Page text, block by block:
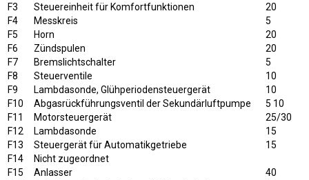
F3
Steuereinheit für Komfortfunktionen
20
F4
Messkreis
5
F5
Horn
20
F6
Zündspulen
20
F7
Bremslichtschalter
5
F8
Steuerventile
10
F9
Lambdasonde, Glühperiodensteuergerät
10
F10
Abgasrückführungsventil der Sekundärluftpumpe
5 10
F11
Motorsteuergerät
25/30
F12
Lambdasonde
15
F13
Steuergerät für Automatikgetriebe
15
F14
Nicht zugeordnet
F15
Anlasser
40